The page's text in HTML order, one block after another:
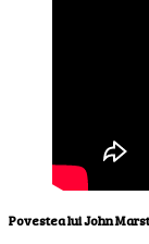
Povestea lui John